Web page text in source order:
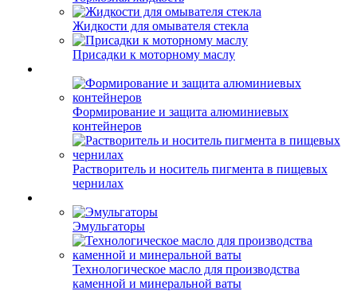
Жидкости для омывателя стекла
Присадки к моторному маслу
Формирование и защита алюминиевых
контейнеров
Растворитель и носитель пигмента в пищевых
чернилах
Эмульгаторы
Технологическое масло для производства
каменной и минеральной ваты